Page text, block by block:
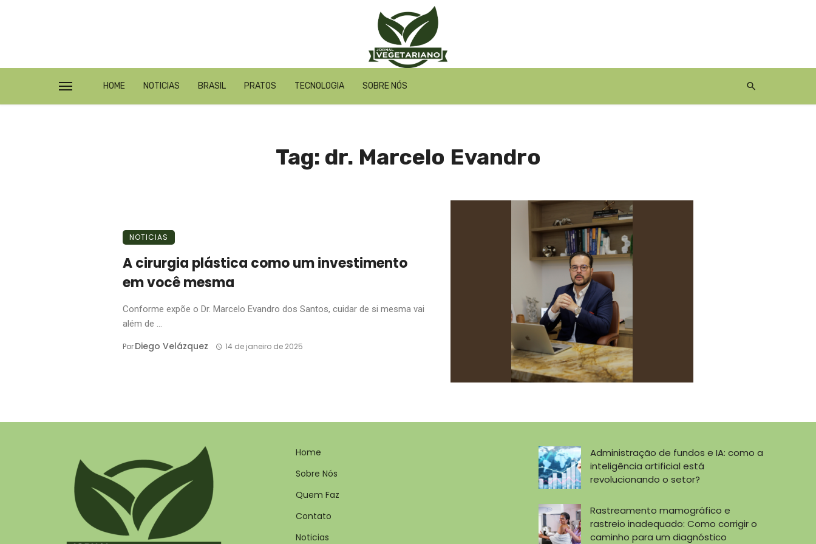
HOME NOTICIAS BRASIL PRATOS TECNOLOGIA SOBRE NÓS
Tag: dr. Marcelo Evandro
NOTICIAS
A cirurgia plástica como um investimento
em você mesma
Conforme expõe o Dr. Marcelo Evandro dos Santos, cuidar de si mesma vai
além de ...
PorDiego Velázquez 14 de janeiro de 2025
Home
Sobre Nós
Quem Faz
Contato
Noticias
Administração de fundos e IA: como a
inteligência artificial está
revolucionando o setor?
Rastreamento mamográfico e
rastreio inadequado: Como corrigir o
caminho para um diagnóstico